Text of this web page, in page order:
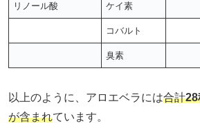
リノール酸 ケイ素
コバルト
臭素
以上のように、アロエベラには合計28
が含まれています。